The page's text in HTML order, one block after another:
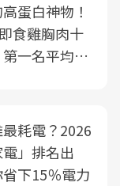
蛋白神物！
食雞胸肉十
一名平均一
耗電？2026
」排名出
下15％電力